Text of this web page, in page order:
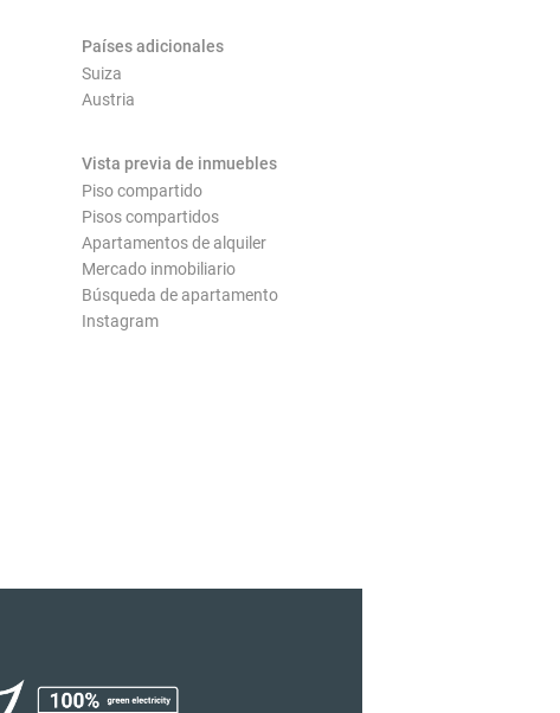
Países adicionales
Suiza
Austria
Vista previa de inmuebles
Piso compartido
Pisos compartidos
Apartamentos de alquiler
Mercado inmobiliario
Búsqueda de apartamento
Instagram